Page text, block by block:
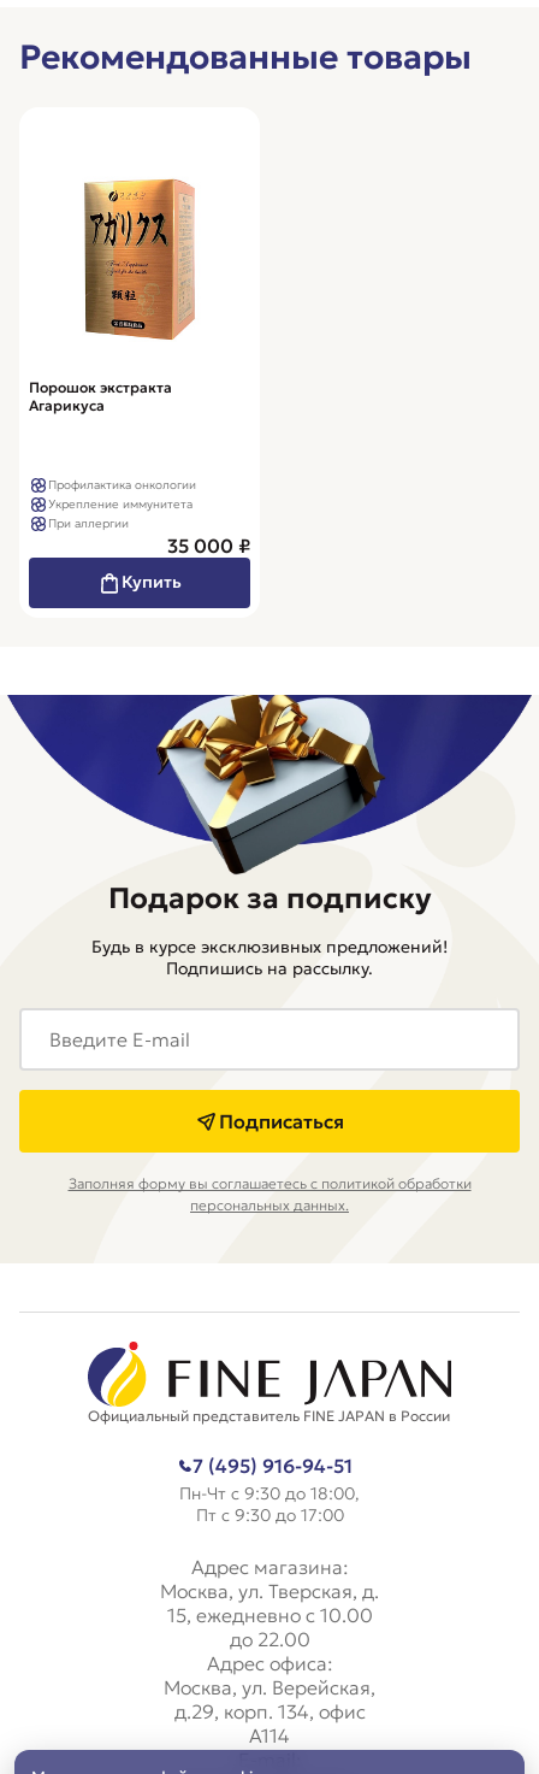
Рекомендованные товары
Порошок экстракта
Агарикуса
Профилактика онкологии
Укрепление иммунитета
При аллергии
35 000 ₽
Купить
Подарок за подписку
Будь в курсе эксклюзивных предложений!
Подпишись на рассылку.
Подписаться
Заполняя форму вы соглашаетесь с политикой обработки
персональных данных.
Официальный представитель FINE JAPAN в России
7 (495) 916-94-51
Пн-Чт с 9:30 до 18:00,
Пт с 9:30 до 17:00
Адрес магазина:
Москва, ул. Тверская, д.
15, ежедневно с 10.00
до 22.00
Адрес офиса:
Москва, ул. Верейская,
д.29, корп. 134, офис
А114